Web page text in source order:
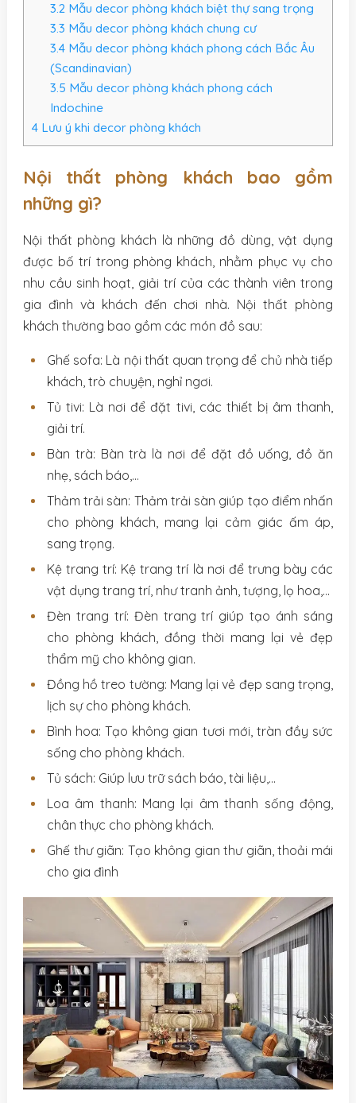
3.2Mẫu decor phòng khách biệt thự sang trọng
3.3 Mẫu decor phòng khách chung cư
3.4Mẫu decor phòng khách phong cách Bắc Âu
(Scandinavian)
3.5 Mẫu decor phòng khách phong cách
Indochine
4Lưu ý khi decor phòng khách
Nội thất phòng khách bao gồm
những gì?
Nội thất phòng khách là những đồ dùng, vật dụng
được bố trí trong phòng khách, nhằm phục vụ cho
nhu cầu sinh hoạt, giải trí của các thành viên trong
gia đình và khách đến chơi nhà. Nội thất phòng
khách thường bao gồm các món đồ sau:
Ghế sofa: Là nội thất quan trọng để chủ nhà tiếp
khách, trò chuyện, nghỉ ngơi.
Tủ tivi: Là nơi để đặt tivi, các thiết bị âm thanh,
giải trí.
Bàn trà: Bàn trà là nơi để đặt đồ uống, đồ ăn
nhẹ, sách báo,…
Thảm trải sàn: Thảm trải sàn giúp tạo điểm nhấn
cho phòng khách, mang lại cảm giác ấm áp,
sang trọng.
Kệ trang trí: Kệ trang trí là nơi để trưng bày các
vật dụng trang trí, như tranh ảnh, tượng, lọ hoa,…
Đèn trang trí: Đèn trang trí giúp tạo ánh sáng
cho phòng khách, đồng thời mang lại vẻ đẹp
thẩm mỹ cho không gian.
Đồng hồ treo tường: Mang lại vẻ đẹp sang trọng,
lịch sự cho phòng khách.
Bình hoa: Tạo không gian tươi mới, tràn đầy sức
sống cho phòng khách.
Tủ sách: Giúp lưu trữ sách báo, tài liệu,…
Loa âm thanh: Mang lại âm thanh sống động,
chân thực cho phòng khách.
Ghế thư giãn: Tạo không gian thư giãn, thoải mái
cho gia đình